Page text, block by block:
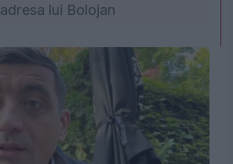
adresa lui Bolojan